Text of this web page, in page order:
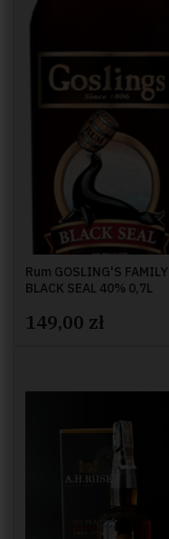
Rum GOSLING'S FAMILY
BLACK SEAL 40% 0,7L
149,00 zł